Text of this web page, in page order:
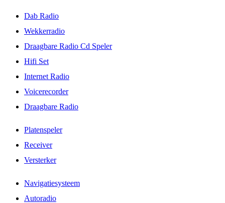
Dab Radio
Wekkerradio
Draagbare Radio Cd Speler
Hifi Set
Internet Radio
Voicerecorder
Draagbare Radio
Platenspeler
Receiver
Versterker
Navigatiesysteem
Autoradio